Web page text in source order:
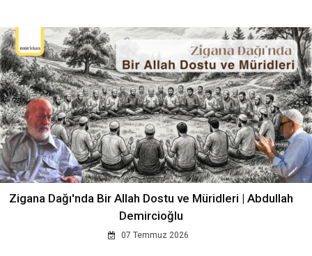
Zigana Dağı'nda Bir Allah Dostu ve Müridleri | Abdullah
Demircioğlu
07 Temmuz 2026